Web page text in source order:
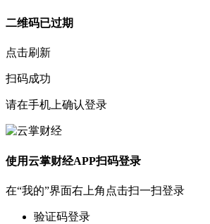
二维码已过期
点击刷新
扫码成功
请在手机上确认登录
使用云掌财经APP扫码登录
在“我的”界面右上角点击扫一扫登录
验证码登录